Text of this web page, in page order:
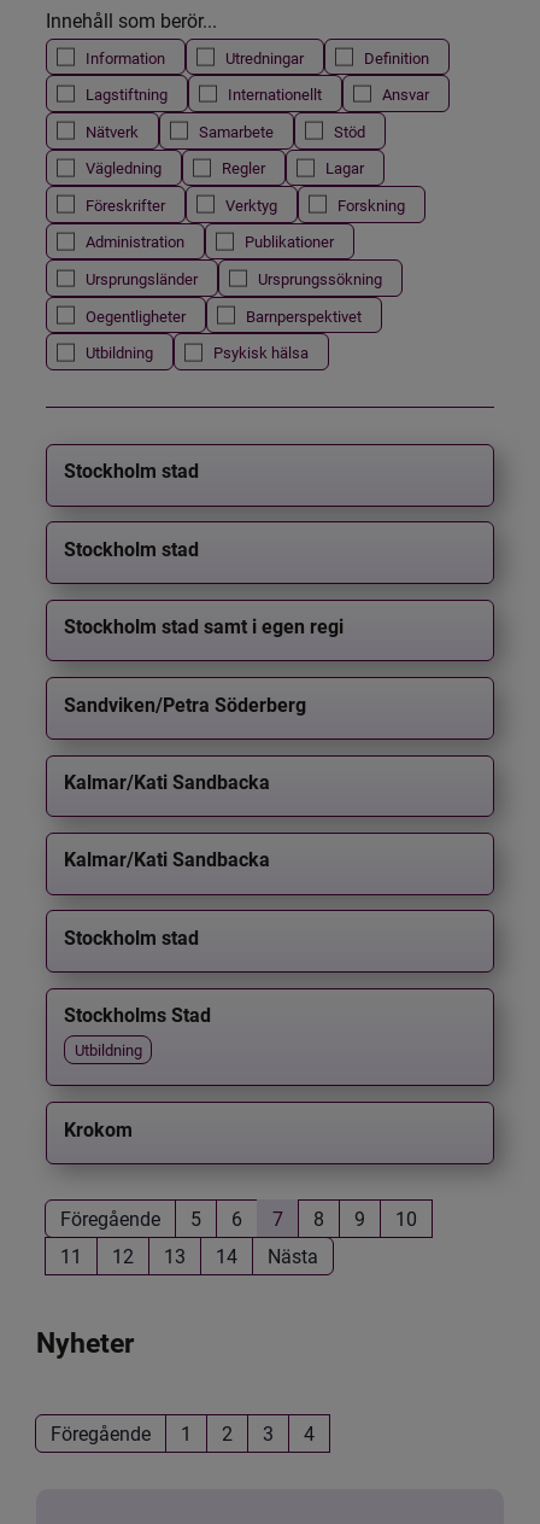
Innehåll som berör...
Information Utredningar
Definition
Lagstiftning
Internationellt
Ansvar
Nätverk
Samarbete
Stöd
Vägledning
Regler
Lagar
Föreskrifter
Verktyg
Forskning
Administration
Publikationer
Ursprungsländer
Ursprungssökning
Oegentligheter
Barnperspektivet
Utbildning
Psykisk hälsa
Stockholm stad
Stockholm stad
Stockholm stad samt i egen regi
Sandviken/Petra Söderberg
Kalmar/Kati Sandbacka
Kalmar/Kati Sandbacka
Stockholm stad
Stockholms Stad
Utbildning
Krokom
Föregående 5 6 7 8 9
10
11
12 13 14 Nästa
Nyheter
Föregående 1 2 3 4